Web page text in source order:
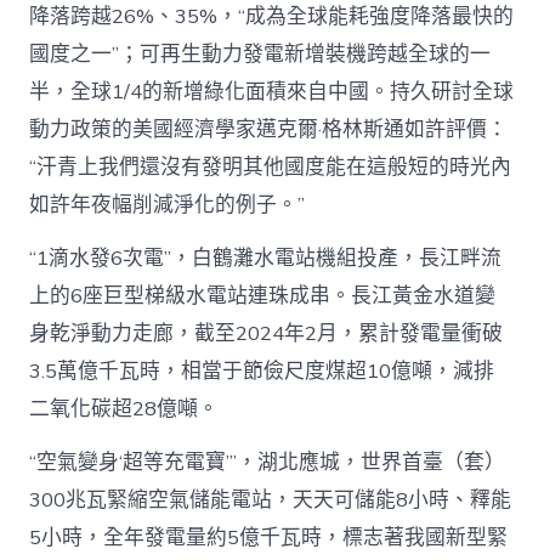
降落跨越26%、35%，“成為全球能耗強度降落最快的
國度之一”；可再生動力發電新增裝機跨越全球的一
半，全球1/4的新增綠化面積來自中國。持久研討全球
動力政策的美國經濟學家邁克爾·格林斯通如許評價：
“汗青上我們還沒有發明其他國度能在這般短的時光內
如許年夜幅削減淨化的例子。”
“1滴水發6次電”，白鶴灘水電站機組投產，長江畔流
上的6座巨型梯級水電站連珠成串。長江黃金水道變
身乾淨動力走廊，截至2024年2月，累計發電量衝破
3.5萬億千瓦時，相當于節儉尺度煤超10億噸，減排
二氧化碳超28億噸。
“空氣變身‘超等充電寶’”，湖北應城，世界首臺（套）
300兆瓦緊縮空氣儲能電站，天天可儲能8小時、釋能
5小時，全年發電量約5億千瓦時，標志著我國新型緊